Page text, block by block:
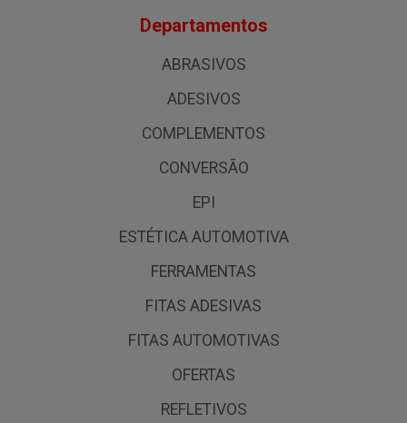
Departamentos
ABRASIVOS
ADESIVOS
COMPLEMENTOS
CONVERSÃO
EPI
ESTÉTICA AUTOMOTIVA
FERRAMENTAS
FITAS ADESIVAS
FITAS AUTOMOTIVAS
OFERTAS
REFLETIVOS